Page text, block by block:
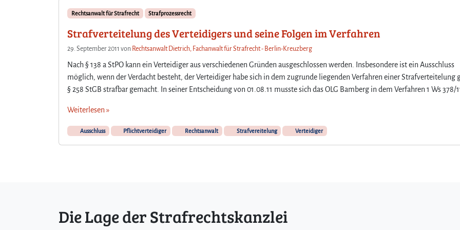
e
r
A
Rechtsanwalt für Strafrecht Strafprozessrecht
Strafverteitelung des Verteidigers und seine Folgen im Verfahren
29. September 2011 von Rechtsanwalt Dietrich, Fachanwalt für Strafrecht - Berlin-Kreuzberg
Nach § 138 a StPO kann ein Verteidiger aus verschiedenen Gründen ausgeschlossen werden. Insbesondere ist ein Ausschluss
möglich, wenn der Verdacht besteht, der Verteidiger habe sich in dem zugrunde liegenden Verfahren einer Strafverteitelung
§ 258 StGB strafbar gemacht. In seiner Entscheidung von 01.08.11 musste sich das OLG Bamberg in dem Verfahren 1 Ws 378/
Weiterlesen »
Ausschluss Pflichtverteidiger Rechtsanwalt Strafvereitelung Verteidiger
Die Lage der Strafrechtskanzlei